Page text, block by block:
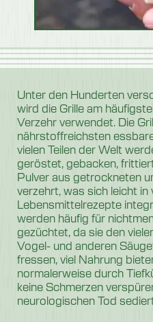
Unter den Hunderten
wird die Grille am
Verzehr verwendet. Die
nährstoffreichsten
vielen Teilen der Welt
geröstet, gebacken,
Pulver aus getrockneten
verzehrt, was sich leicht in
Lebensmittelrezepte
werden häufig für
gezüchtet, da sie den
Vogel- und anderen
fressen, viel Nahrung
normalerweise durch
keine Schmerzen
neurologischen Tod